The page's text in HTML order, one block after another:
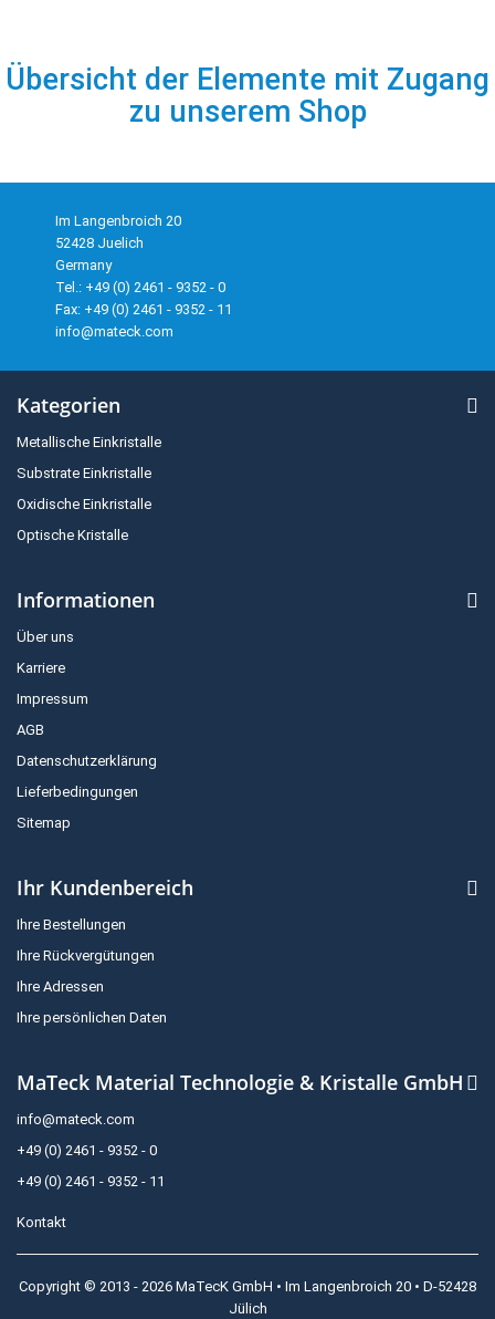
Übersicht der Elemente mit Zugang
zu unserem Shop
Im Langenbroich 20
52428 Juelich
Germany
Tel.: +49 (0) 2461 - 9352 - 0
Fax: +49 (0) 2461 - 9352 - 11
info@mateck.com
Kategorien
Metallische Einkristalle
Substrate Einkristalle
Oxidische Einkristalle
Optische Kristalle
Informationen
Über uns
Karriere
Impressum
AGB
Datenschutzerklärung
Lieferbedingungen
Sitemap
Ihr Kundenbereich
Ihre Bestellungen
Ihre Rückvergütungen
Ihre Adressen
Ihre persönlichen Daten
MaTeck Material Technologie & Kristalle GmbH
info@mateck.com
+49 (0) 2461 - 9352 - 0
+49 (0) 2461 - 9352 - 11
Kontakt
Copyright © 2013 - 2026 MaTecK GmbH • Im Langenbroich 20 • D-52428
Jülich